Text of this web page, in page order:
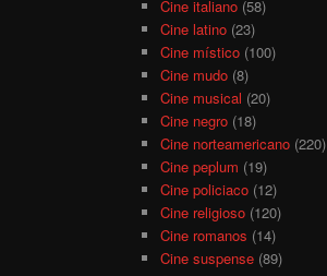
Cine italiano(58)
Cine latino(23)
Cine místico(100)
Cine mudo(8)
Cine musical (20)
Cine negro(18)
Cine norteamericano(220)
Cine peplum (19)
Cine policiaco(12)
Cine religioso(120)
Cine romanos (14)
Cine suspense(89)